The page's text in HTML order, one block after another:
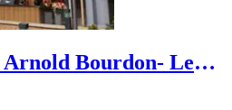
Arnold Bourdon- Le